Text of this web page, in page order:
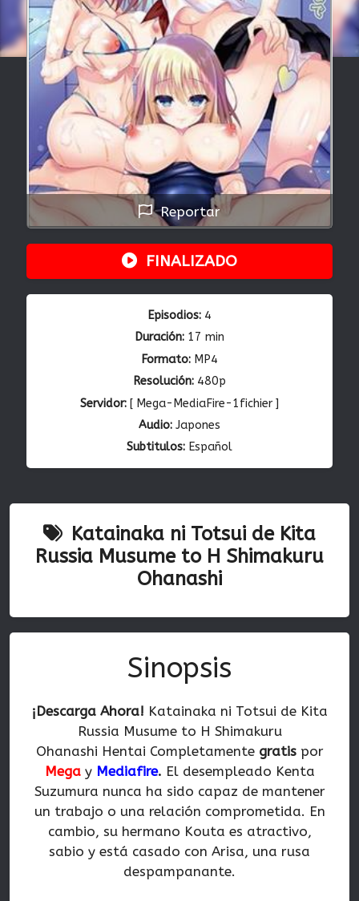
Reportar
FINALIZADO
Episodios: 4
Duración: 17 min
Formato: MP4
Resolución: 480p
Servidor: [ Mega-MediaFire-1fichier ]
Audio: Japones
Subtitulos: Español
Katainaka ni Totsui de Kita
Russia Musume to H Shimakuru
Ohanashi
Sinopsis
¡Descarga Ahora! Katainaka ni Totsui de Kita
Russia Musume to H Shimakuru
Ohanashi Hentai Completamente gratispor
Megay Mediafire. El desempleado Kenta
Suzumura nunca ha sido capaz de mantener
un trabajo o una relación comprometida. En
cambio, su hermano Kouta es atractivo,
sabio y está casado con Arisa, una rusa
despampanante.